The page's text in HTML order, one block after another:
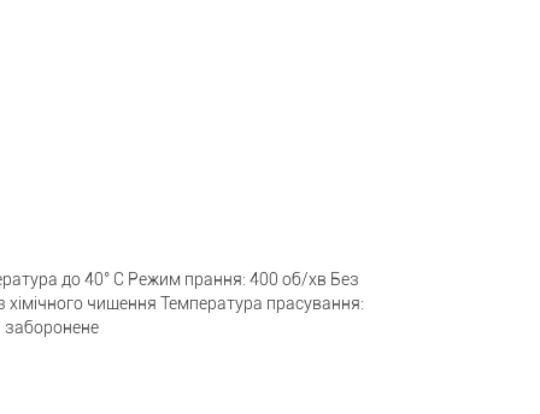
до 40° C Режим прання: 400 об/хв Без
хімічного чищення Температура прасування:
заборонене